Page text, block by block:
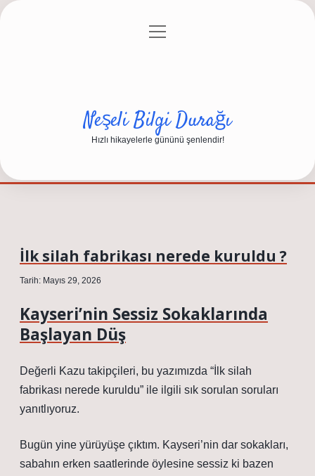
Gizlilik Politikası
menüyü
Neşeli Bilgi Durağı
Hızlı hikayelerle gününü şenlendir!
İlk silah fabrikası nerede kuruldu ?
Tarih: Mayıs 29, 2026
Kayseri’nin Sessiz Sokaklarında
Başlayan Düş
Değerli Kazu takipçileri, bu yazımızda “İlk silah
fabrikası nerede kuruldu” ile ilgili sık sorulan soruları
yanıtlıyoruz.
Bugün yine yürüyüşe çıktım. Kayseri’nin dar sokakları,
sabahın erken saatlerinde öylesine sessiz ki bazen